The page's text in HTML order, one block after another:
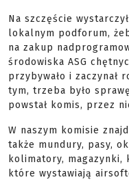
Na szczęście
lokalnym podforum,
na zakup
środowiska ASG
przybywało i zaczynał
tym, trzeba było
powstał komis, przez
W naszym komisie
także mundury, pasy,
kolimatory,
które wystawiają